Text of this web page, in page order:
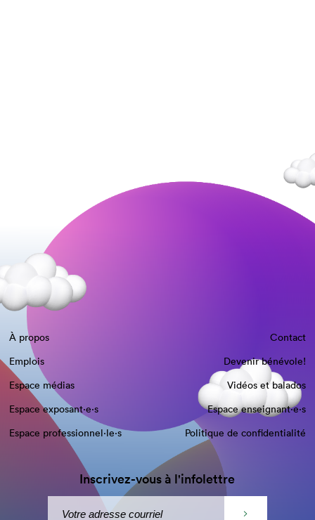
À propos
Contact
Emplois
Devenir bénévole!
Espace médias
Vidéos et balados
Espace exposant·e⋅s
Espace enseignant·e⋅s
Espace professionnel·le⋅s
Politique de confidentialité
Inscrivez-vous à l'infolettre